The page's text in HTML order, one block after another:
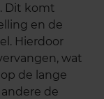
Dit komt
en de
Hierdoor
wat
de lange
de